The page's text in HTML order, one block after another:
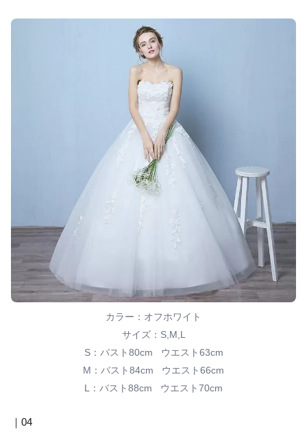
カラー：オフホワイト
サイズ：S,M,L
S：バスト80cm ウエスト63cm
M：バスト84cm ウエスト66cm
L：バスト88cm ウエスト70cm
｜04